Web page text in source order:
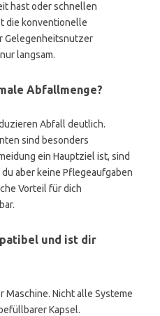
hast oder schnellen
die konventionelle
Gelegenheitsnutzer
langsam.
Abfallmenge?
Abfall deutlich.
sind besonders
ein Hauptziel ist, sind
aber keine Pflegeaufgaben
Vorteil für dich
und ist dir
Maschine. Nicht alle Systeme
Kapsel.